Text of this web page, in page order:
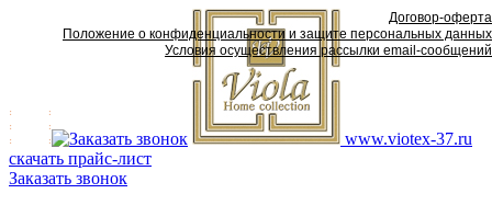
www.viotex-37.ru
скачать прайс-лист
Заказать звонок
Договор-оферта
Положение о конфиденциальности и защите персональных данных
Условия осуществления рассылки email-сообщений